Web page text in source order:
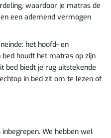
waardoor je matras de
een ademend vermogen
het hoofd- en
houdt het matras op zijn
bed biedt je rug uitstekende
in bed zit om te lezen of
We hebben wel